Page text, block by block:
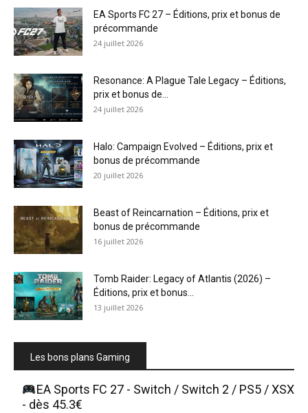
EA Sports FC 27 – Éditions, prix et bonus de
précommande
24 juillet 2026
Resonance: A Plague Tale Legacy – Éditions,
prix et bonus de...
24 juillet 2026
Halo: Campaign Evolved – Éditions, prix et
bonus de précommande
20 juillet 2026
Beast of Reincarnation – Éditions, prix et
bonus de précommande
16 juillet 2026
Tomb Raider: Legacy of Atlantis (2026) –
Éditions, prix et bonus...
13 juillet 2026
Les bons plans Gaming
EA Sports FC 27 - Switch / Switch 2 / PS5 / XSX
- dès 45.3€